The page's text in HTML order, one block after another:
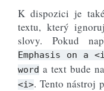
K dispozici je
textu, který
slovy. Pokud
Emphasis on a
word a text bude
<i>. Tento nástroj